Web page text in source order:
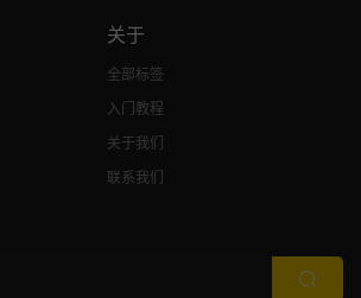
关于
全部标签
入门教程
关于我们
联系我们